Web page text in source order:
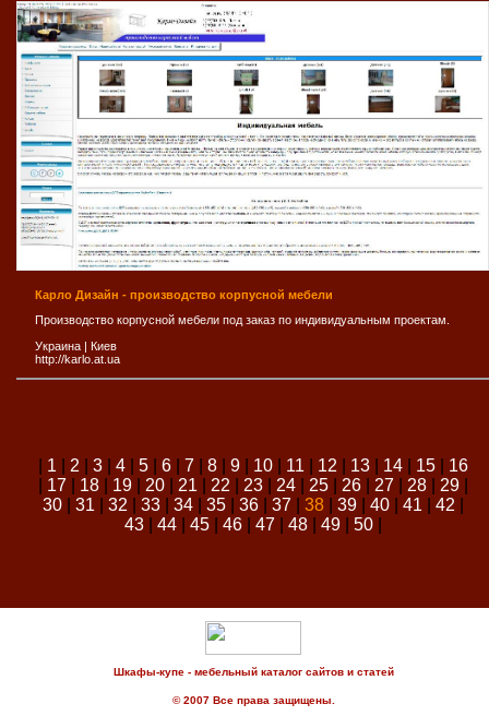
Карло Дизайн - производство корпусной мебели
Производство корпусной мебели под заказ по индивидуальным проектам.
Украина | Киев
http://karlo.at.ua
1 2 3| 4| 5| 6| 7| 8| 9| 10| 11 12 13| 14| 15| 16
17| 18| 19| 20| 21 22 23| 24| 25| 26| 27| 28| 29|
30| 31 32 33| 34| 35| 36| 37| 38 39| 40| 41 42
43| 44| 45| 46| 47| 48| 49| 50|
Шкафы-купе - мебельный каталог сайтов и статей
© 2007 Все права защищены.